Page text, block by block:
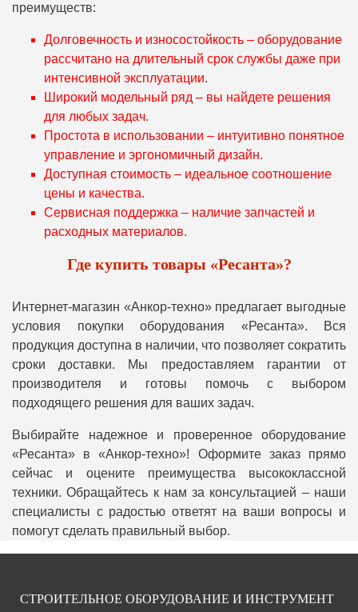
преимуществ:
Долговечность и износостойкость – оборудование
рассчитано на длительный срок службы даже при
интенсивной эксплуатации.
Широкий модельный ряд – вы найдете решения
для любых задач.
Простота в использовании – интуитивно понятное
управление и эргономичный дизайн.
Доступная стоимость – идеальное соотношение
цены и качества.
Сервисная поддержка – наличие запчастей и
расходных материалов.
Где купить товары «Ресанта»?
Интернет-магазин «Анкор-техно» предлагает выгодные
условия покупки оборудования «Ресанта». Вся
продукция доступна в наличии, что позволяет сократить
сроки доставки. Мы предоставляем гарантии от
производителя и готовы помочь с выбором
подходящего решения для ваших задач.
Выбирайте надежное и проверенное оборудование
«Ресанта» в «Анкор-техно»! Оформите заказ прямо
сейчас и оцените преимущества высококлассной
техники. Обращайтесь к нам за консультацией – наши
специалисты с радостью ответят на ваши вопросы и
помогут сделать правильный выбор.
СТРОИТЕЛЬНОЕ ОБОРУДОВАНИЕ И ИНСТРУМЕНТ